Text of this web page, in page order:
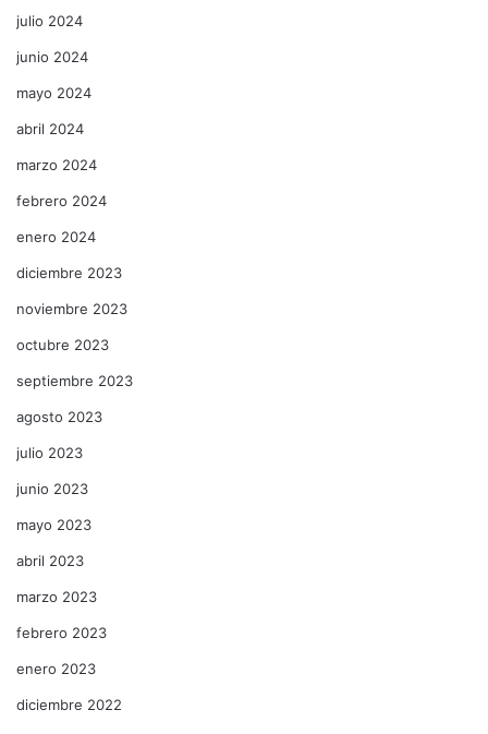
julio 2024
junio 2024
mayo 2024
abril 2024
marzo 2024
febrero 2024
enero 2024
diciembre 2023
noviembre 2023
octubre 2023
septiembre 2023
agosto 2023
julio 2023
junio 2023
mayo 2023
abril 2023
marzo 2023
febrero 2023
enero 2023
diciembre 2022